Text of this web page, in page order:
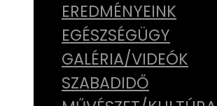
EREDMÉNYEINK
EGÉSZSÉGÜGY
GALÉRIA/VIDEÓK
SZABADIDŐ